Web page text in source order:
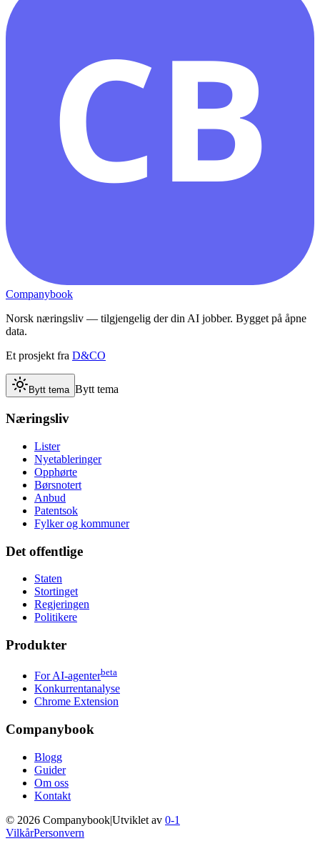
CB
Companybook
Norsk næringsliv — tilgjengelig der din AI jobber. Bygget på åpne
data.
Et prosjekt fra D&CO
Bytt tema Bytt tema
Næringsliv
Lister
Nyetableringer
Opphørte
Børsnotert
Anbud
Patentsok
Fylker og kommuner
Det offentlige
Staten
Stortinget
Regjeringen
Politikere
Produkter
For AI-agenterbeta
Konkurrentanalyse
Chrome Extension
Companybook
Blogg
Guider
Om oss
Kontakt
© 2026 Companybook|Utviklet av 0-1
VilkårPersonvern